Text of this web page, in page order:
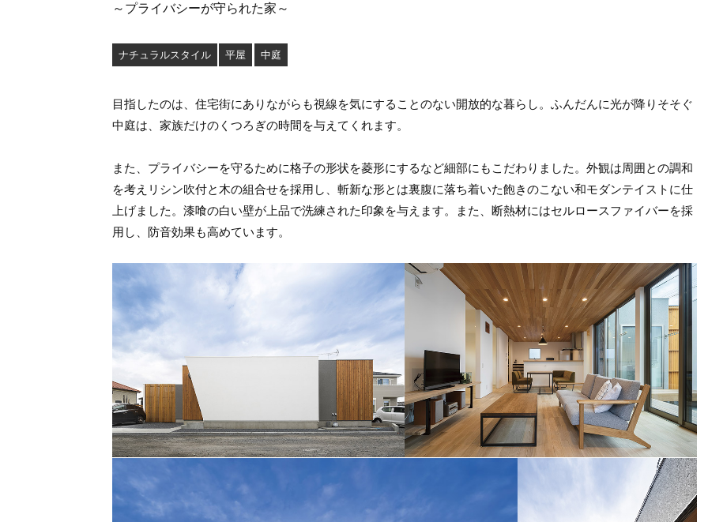
～プライバシーが守られた家～
ナチュラルスタイル 平屋 中庭
目指したのは、住宅街にありながらも視線を気にすることのない開放的な暮らし。ふんだんに光が降りそそぐ
中庭は、家族だけのくつろぎの時間を与えてくれます。
また、プライバシーを守るために格子の形状を菱形にするなど細部にもこだわりました。外観は周囲との調和
を考えリシン吹付と木の組合せを採用し、斬新な形とは裏腹に落ち着いた飽きのこない和モダンテイストに仕
上げました。漆喰の白い壁が上品で洗練された印象を与えます。また、断熱材にはセルロースファイバーを採
用し、防音効果も高めています。